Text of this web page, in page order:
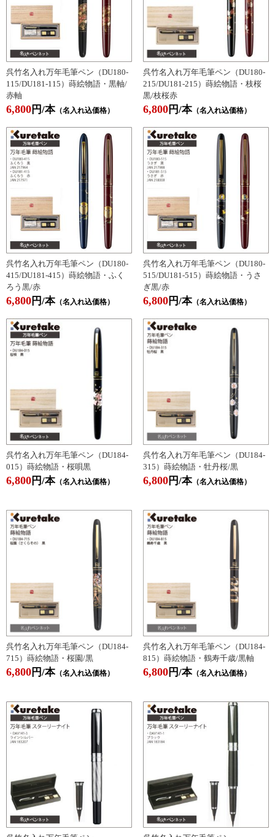
呉竹名入れ万年毛筆ペン（DU180-
115/DU181-115）蒔絵物語・黒軸/
赤軸
6,800円/本（名入れ込価格）
呉竹名入れ万年毛筆ペン（DU180-
215/DU181-215）蒔絵物語・枝桜
黒/枝桜赤
6,800円/本（名入れ込価格）
呉竹名入れ万年毛筆ペン（DU180-
415/DU181-415）蒔絵物語・ふく
ろう黒/赤
6,800円/本（名入れ込価格）
呉竹名入れ万年毛筆ペン（DU180-
515/DU181-515）蒔絵物語・うさ
ぎ黒/赤
6,800円/本（名入れ込価格）
呉竹名入れ万年毛筆ペン（DU184-
015）蒔絵物語・桜唄黒
6,800円/本（名入れ込価格）
呉竹名入れ万年毛筆ペン（DU184-
315）蒔絵物語・牡丹桜/黒
6,800円/本（名入れ込価格）
呉竹名入れ万年毛筆ペン（DU184-
715）蒔絵物語・桜園/黒
6,800円/本（名入れ込価格）
呉竹名入れ万年毛筆ペン（DU184-
815）蒔絵物語・鶴寿千歳/黒軸
6,800円/本（名入れ込価格）